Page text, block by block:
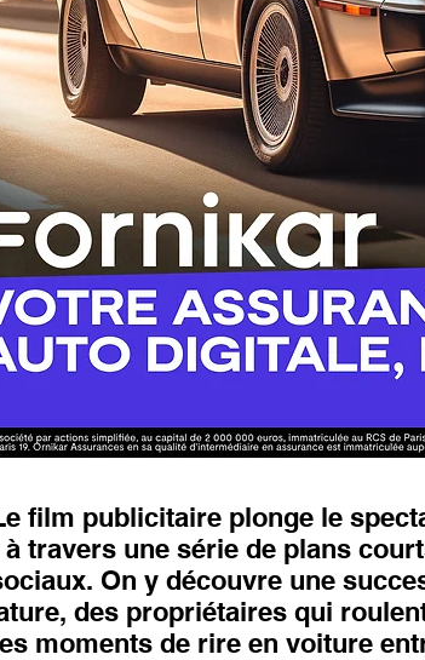
film publicitaire plonge le
travers une série de plans
On y découvre une
des propriétaires qui
moments de rire en voiture